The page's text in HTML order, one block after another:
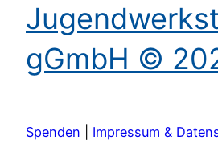
gGmbH ©
Spenden Impressum &